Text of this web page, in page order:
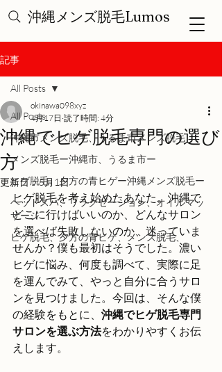
沖縄メンズ脱毛Lumos
記事
All Posts
沖縄市メンズ脱毛、うるま市メンズ脱毛
メンズ脱毛ー沖縄市、うるま市ー
ヒゲ脱毛、夕方の青ヒゲー沖縄メンズ脱毛ー
ヘッドスパ、リラクゼーション、オイルマッ
サージ
ヒゲ脱毛、夕方の青ヒゲ、メンズ脱毛、
All Posts
沖縄でヒゲ脱毛専門の選び
方
okinawa098xyz
4月17日 読了時間: 4分
更新日：5月1日
ヒゲ脱毛を考え始めたあなた。沖縄で
どこに行けばいいのか、どんなサロン
を選べば失敗しないのか、迷っていま
せんか？僕も最初はそうでした。濃い
ヒゲに悩み、何度も調べて、実際に足
を運んでみて、やっと自分に合うサロ
ンを見つけました。今回は、そんな僕
の経験をもとに、 沖縄でヒゲ脱毛専門
サロンを選ぶ方法をわかりやすくお伝
えします。